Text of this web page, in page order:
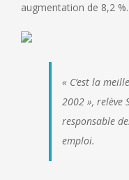
augmentation de 8,2 %.
« C’est la
2002 », relève
responsable
emploi.